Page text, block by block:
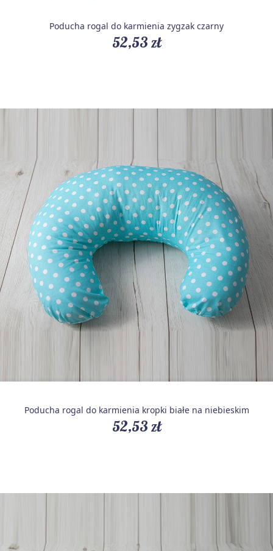
Poducha rogal do karmienia zygzak czarny
52,53 zł
Poducha rogal do karmienia kropki białe na niebieskim
52,53 zł